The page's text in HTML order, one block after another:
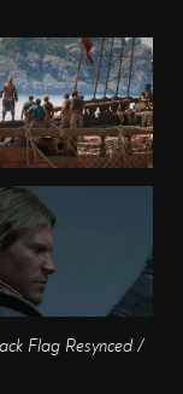
Flag Resynced /